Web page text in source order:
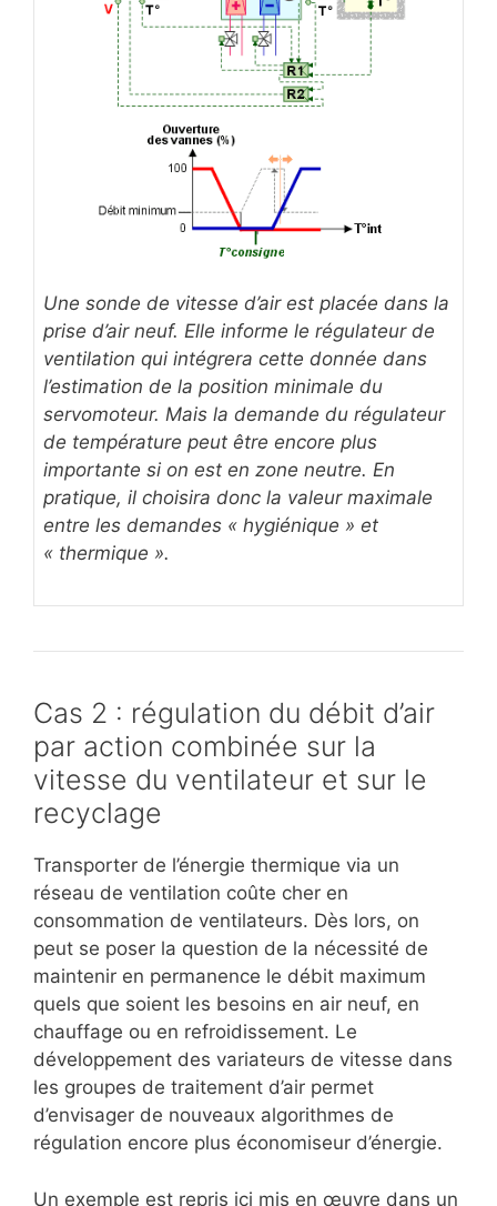
Une sonde de vitesse d’air est placée dans la
prise d’air neuf. Elle informe le régulateur de
ventilation qui intégrera cette donnée dans
l’estimation de la position minimale du
servomoteur. Mais la demande du régulateur
de température peut être encore plus
importante si on est en zone neutre. En
pratique, il choisira donc la valeur maximale
entre les demandes « hygiénique » et
« thermique ».
Cas 2 : régulation du débit d’air
par action combinée sur la
vitesse du ventilateur et sur le
recyclage
Transporter de l’énergie thermique via un
réseau de ventilation coûte cher en
consommation de ventilateurs. Dès lors, on
peut se poser la question de la nécessité de
maintenir en permanence le débit maximum
quels que soient les besoins en air neuf, en
chauffage ou en refroidissement. Le
développement des variateurs de vitesse dans
les groupes de traitement d’air permet
d’envisager de nouveaux algorithmes de
régulation encore plus économiseur d’énergie.
Un exemple est repris ici mis en œuvre dans un